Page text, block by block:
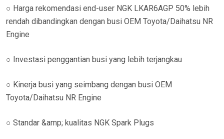
○ Harga rekomendasi end-user NGK LKAR6AGP 50% lebih
rendah dibandingkan dengan busi OEM Toyota/Daihatsu NR
Engine
○ Investasi penggantian busi yang lebih terjangkau
○ Kinerja busi yang seimbang dengan busi OEM
Toyota/Daihatsu NR Engine
○ Standar &amp; kualitas NGK Spark Plugs